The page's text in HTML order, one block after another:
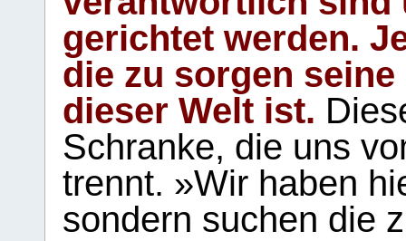
gerichtet werden.
die zu sorgen
dieser Welt ist.
Schranke, die uns
trennt. »Wir haben
sondern suchen die